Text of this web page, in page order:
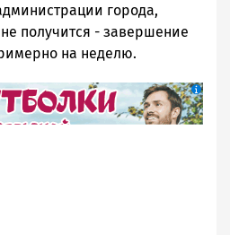
города,
получится - завершение
на неделю.